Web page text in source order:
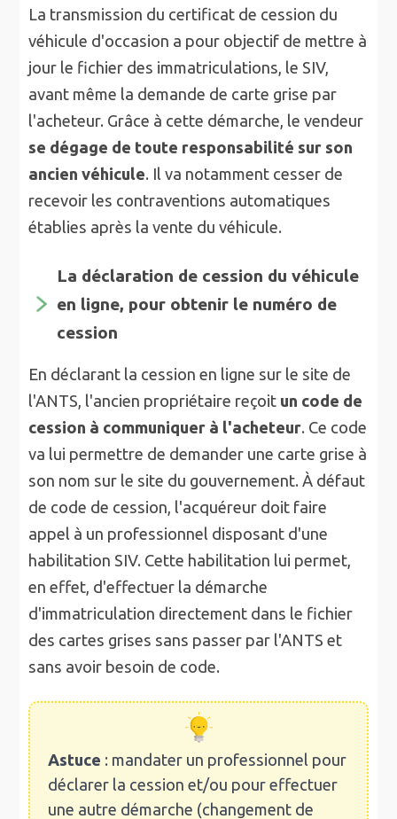
La transmission du certificat de cession du
véhicule d'occasion a pour objectif de mettre à
jour le fichier des immatriculations, le SIV,
avant même la demande de carte grise par
l'acheteur. Grâce à cette démarche, le vendeur
se dégage de toute responsabilité sur son
ancien véhicule. Il va notamment cesser de
recevoir les contraventions automatiques
établies après la vente du véhicule.
La déclaration de cession du véhicule
en ligne, pour obtenir le numéro de
cession
En déclarant la cession en ligne sur le site de
l'ANTS, l'ancien propriétaire reçoit un code de
cession à communiquer à l'acheteur. Ce code
va lui permettre de demander une carte grise à
son nom sur le site du gouvernement. À défaut
de code de cession, l'acquéreur doit faire
appel à un professionnel disposant d'une
habilitation SIV. Cette habilitation lui permet,
en effet, d'effectuer la démarche
d'immatriculation directement dans le fichier
des cartes grises sans passer par l'ANTS et
sans avoir besoin de code.
Astuce : mandater un professionnel pour
déclarer la cession et/ou pour effectuer
une autre démarche (changement de